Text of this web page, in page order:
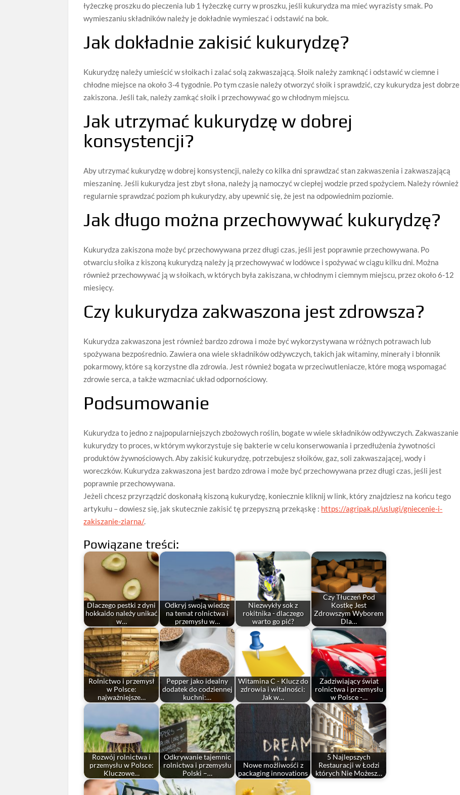
łyżeczkę proszku do pieczenia lub 1 łyżeczkę curry w proszku, jeśli kukurydza ma mieć wyrazisty smak. Po
wymieszaniu składników należy je dokładnie wymieszać i odstawić na bok.
Jak dokładnie zakisić kukurydzę?
Kukurydzę należy umieścić w słoikach i zalać solą zakwaszającą. Słoik należy zamknąć i odstawić w ciemne i
chłodne miejsce na około 3-4 tygodnie. Po tym czasie należy otworzyć słoik i sprawdzić, czy kukurydza jest dobrze
zakiszona. Jeśli tak, należy zamkąć słoik i przechowywać go w chłodnym miejscu.
Jak utrzymać kukurydzę w dobrej
konsystencji?
Aby utrzymać kukurydzę w dobrej konsystencji, należy co kilka dni sprawdzać stan zakwaszenia i zakwaszającą
mieszaninę. Jeśli kukurydza jest zbyt słona, należy ją namoczyć w ciepłej wodzie przed spożyciem. Należy również
regularnie sprawdzać poziom ph kukurydzy, aby upewnić się, że jest na odpowiednim poziomie.
Jak długo można przechowywać kukurydzę?
Kukurydza zakiszona może być przechowywana przez długi czas, jeśli jest poprawnie przechowywana. Po
otwarciu słoika z kiszoną kukurydzą należy ją przechowywać w lodówce i spożywać w ciągu kilku dni. Można
również przechowywać ją w słoikach, w których była zakiszana, w chłodnym i ciemnym miejscu, przez około 6-12
miesięcy.
Czy kukurydza zakwaszona jest zdrowsza?
Kukurydza zakwaszona jest również bardzo zdrowa i może być wykorzystywana w różnych potrawach lub
spożywana bezpośrednio. Zawiera ona wiele składników odżywczych, takich jak witaminy, minerały i błonnik
pokarmowy, które są korzystne dla zdrowia. Jest również bogata w przeciwutleniacze, które mogą wspomagać
zdrowie serca, a także wzmacniać układ odpornościowy.
Podsumowanie
Kukurydza to jedno z najpopularniejszych zbożowych roślin, bogate w wiele składników odżywczych. Zakwaszanie
kukurydzy to proces, w którym wykorzystuje się bakterie w celu konserwowania i przedłużenia żywotności
produktów żywnościowych. Aby zakisić kukurydzę, potrzebujesz słoików, gaz, soli zakwaszającej, wody i
woreczków. Kukurydza zakwaszona jest bardzo zdrowa i może być przechowywana przez długi czas, jeśli jest
poprawnie przechowywana.
Jeżeli chcesz przyrządzić doskonałą kiszoną kukurydzę, koniecznie kliknij w link, który znajdziesz na końcu tego
artykułu – dowiesz się, jak skutecznie zakisić tę przepyszną przekąskę : https://agripak.pl/uslugi/gniecenie-i-
zakiszanie-ziarna/.
Powiązane treści:
Dlaczego pestki z dyni
hokkaido należy unikać
w…
Odkryj swoją wiedzę
na temat rolnictwa i
przemysłu w…
Niezwykły sok z
rokitnika - dlaczego
warto go pić?
Czy Tłuczeń Pod
Kostkę Jest
Zdrowszym Wyborem
Dla…
Rolnictwo i przemysł
w Polsce:
najważniejsze…
Pepper jako idealny
dodatek do codziennej
kuchni:…
Witamina C - Klucz do
zdrowia i witalności:
Jak w…
Zadziwiający świat
rolnictwa i przemysłu
w Polsce -…
Rozwój rolnictwa i
przemysłu w Polsce:
Kluczowe…
Odkrywanie tajemnic
rolnictwa i przemysłu
Polski –…
Nowe możliwośći z
packaging innovations
5 Najlepszych
Restauracji w Łodzi
których Nie Możesz…